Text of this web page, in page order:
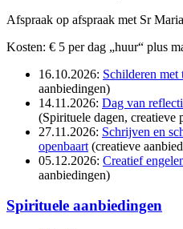
Afspraak op afspraak met Sr
Kosten: € 5 per dag „huur“ plus
16.10.2026: Schilderen met
aanbiedingen)
14.11.2026: Dag van
(Spirituele dagen, creatieve
27.11.2026: Schrijven en
openbaart (creatieve
05.12.2026: Creatief
aanbiedingen)
Spirituele aanbiedingen